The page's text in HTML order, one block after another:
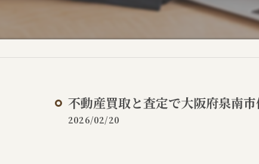
不動産買取と査定で大阪府泉南
2026/02/20